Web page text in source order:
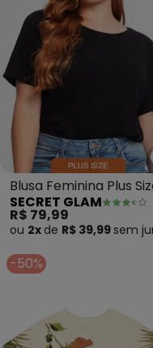
Blusa Feminina Plus
(Preto)
SECRET GLAM
R$ 79,99
ou 2x de R$ 39,99 sem
-50%